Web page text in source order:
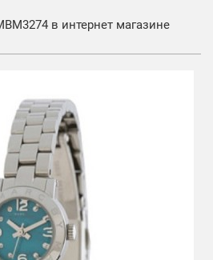
в интернет магазине